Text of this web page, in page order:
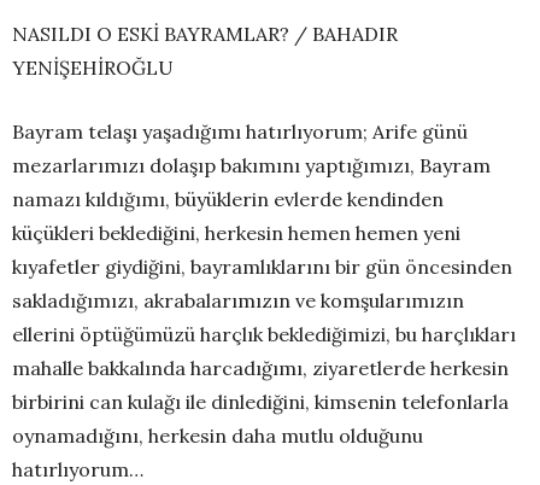
NASILDI O ESKİ BAYRAMLAR? / BAHADIR
YENİŞEHİROĞLU
Bayram telaşı yaşadığımı hatırlıyorum; Arife günü
mezarlarımızı dolaşıp bakımını yaptığımızı, Bayram
namazı kıldığımı, büyüklerin evlerde kendinden
küçükleri beklediğini, herkesin hemen hemen yeni
kıyafetler giydiğini, bayramlıklarını bir gün öncesinden
sakladığımızı, akrabalarımızın ve komşularımızın
ellerini öptüğümüzü harçlık beklediğimizi, bu harçlıkları
mahalle bakkalında harcadığımı, ziyaretlerde herkesin
birbirini can kulağı ile dinlediğini, kimsenin telefonlarla
oynamadığını, herkesin daha mutlu olduğunu
hatırlıyorum…